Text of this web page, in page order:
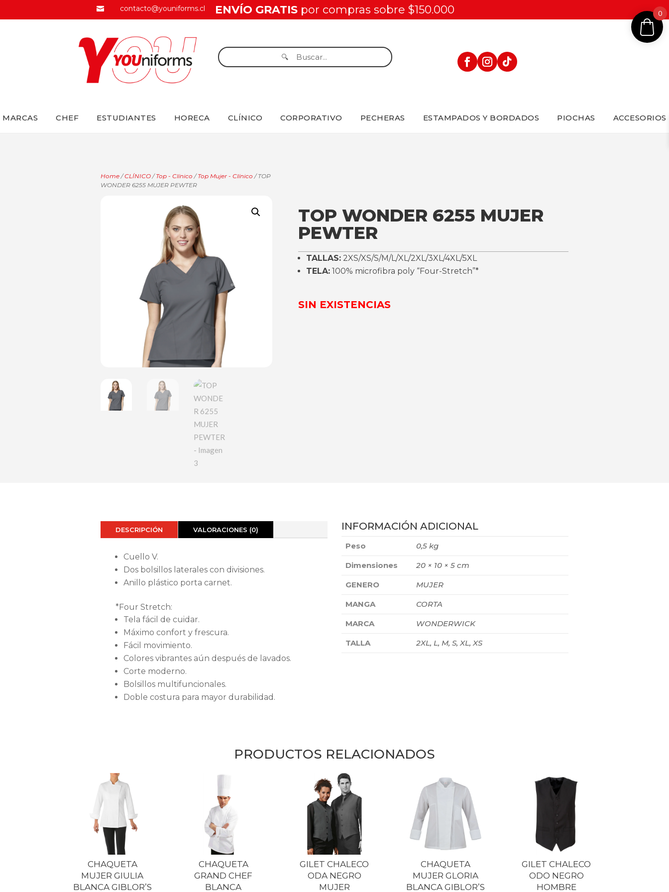
 contacto@youniforms.cl ENVÍO GRATISpor compras sobre $150.000
MARCAS CHEF ESTUDIANTES HORECA CLÍNICO CORPORATIVO PECHERAS ESTAMPADOS Y BORDADOS PIOCHAS ACCESORIOS
Home/CLÍNICO/Top - Clínico /Top Mujer - Clínico / TOP
WONDER 6255 MUJER PEWTER
TOP WONDER 6255 MUJER
PEWTER
TALLAS:2XS/XS/S/M/L/XL/2XL/3XL/4XL/5XL
TELA:100% microfibra poly “Four-Stretch”*
SIN EXISTENCIAS
DESCRIPCIÓN VALORACIONES (0)
Cuello V.
Dos bolsillos laterales con divisiones.
Anillo plástico porta carnet.
*Four Stretch:
Tela fácil de cuidar.
Máximo confort y frescura.
Fácil movimiento.
Colores vibrantes aún después de lavados.
Corte moderno.
Bolsillos multifuncionales.
Doble costura para mayor durabilidad.
INFORMACIÓN ADICIONAL
Peso 0,5 kg
Dimensiones 20 × 10 × 5 cm
GENERO MUJER
MANGA CORTA
MARCA WONDERWICK
TALLA 2XL, L, M, S, XL, XS
PRODUCTOS RELACIONADOS
CHAQUETA
MUJER GIULIA
BLANCA GIBLOR’S
CHAQUETA
GRAND CHEF
BLANCA
GILET CHALECO
ODA NEGRO
MUJER
CHAQUETA
MUJER GLORIA
BLANCA GIBLOR’S
GILET CHALECO
ODO NEGRO
HOMBRE
0